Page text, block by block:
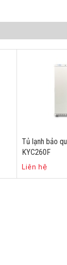
Tủ lạnh bảo
KYC260F
Liên hệ